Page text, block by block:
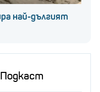
най-дългият